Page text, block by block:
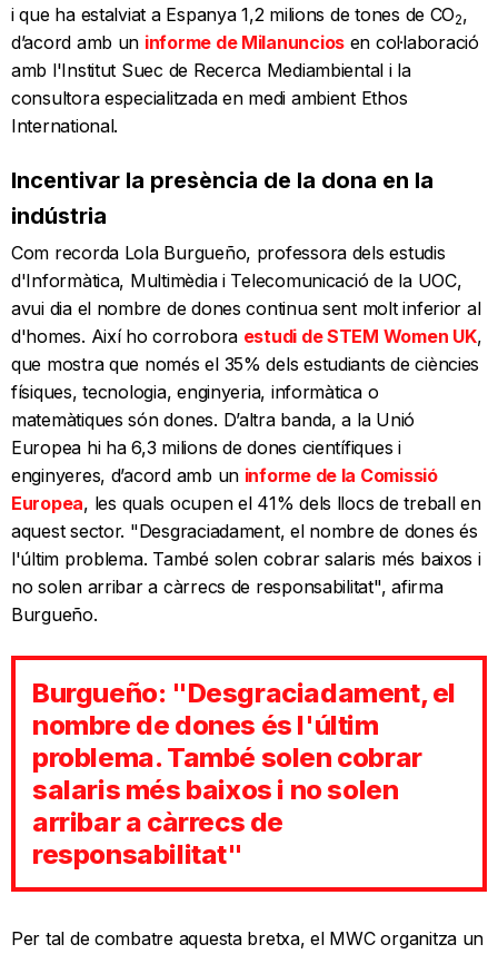
i que ha estalviat a Espanya 1,2 milions de tones de CO2,
d’acord amb un informe de Milanuncios en col·laboració
amb l'Institut Suec de Recerca Mediambiental i la
consultora especialitzada en medi ambient Ethos
International.
Incentivar la presència de la dona en la
indústria
Com recorda Lola Burgueño, professora dels estudis
d'Informàtica, Multimèdia i Telecomunicació de la UOC,
avui dia el nombre de dones continua sent molt inferior al
d'homes. Així ho corrobora estudi de STEM Women UK,
que mostra que només el 35% dels estudiants de ciències
físiques, tecnologia, enginyeria, informàtica o
matemàtiques són dones. D’altra banda, a la Unió
Europea hi ha 6,3 milions de dones científiques i
enginyeres, d’acord amb un informe de la Comissió
Europea, les quals ocupen el 41% dels llocs de treball en
aquest sector. "Desgraciadament, el nombre de dones és
l'últim problema. També solen cobrar salaris més baixos i
no solen arribar a càrrecs de responsabilitat", afirma
Burgueño.
Burgueño: "Desgraciadament, el
nombre de dones és l'últim
problema. També solen cobrar
salaris més baixos i no solen
arribar a càrrecs de
responsabilitat"
Per tal de combatre aquesta bretxa, el MWC organitza un